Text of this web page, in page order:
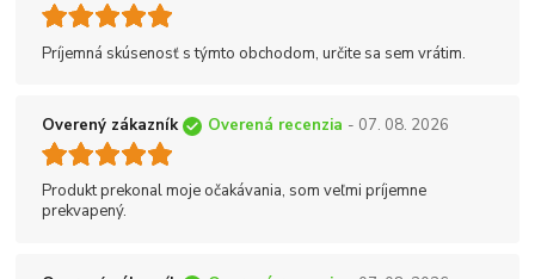
Príjemná skúsenosť s týmto obchodom, určite sa sem vrátim.
Overený zákazník Overená recenzia - 07. 08. 2026
Produkt prekonal moje očakávania, som veľmi príjemne
prekvapený.